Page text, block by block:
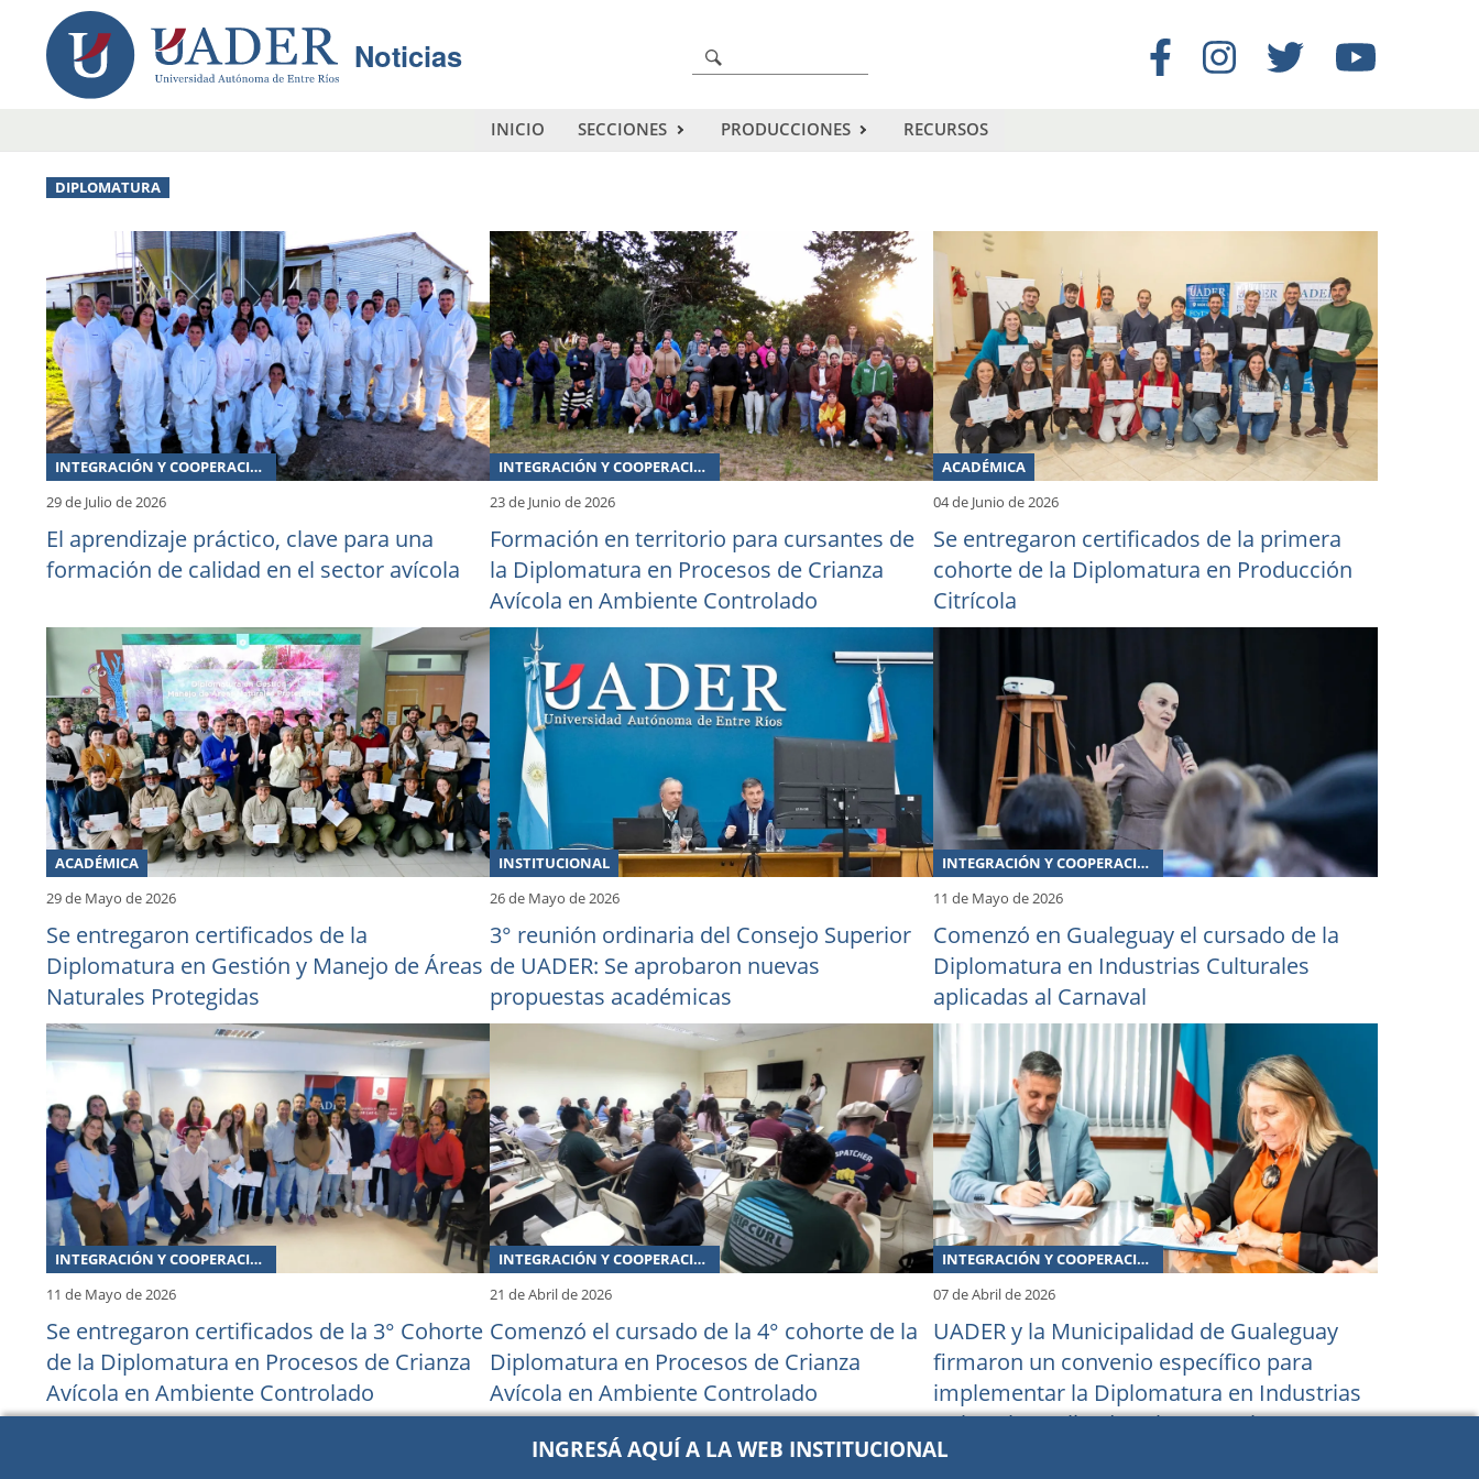
Noticias Buscador
INGRESÁ AQUÍ A LA WEB INSTITUCIONAL
INICIO SECCIONES PRODUCCIONES RECURSOS
DIPLOMATURA
INTEGRACIÓN Y COOPERACIÓN
29 de Julio de 2026
El aprendizaje práctico, clave para una
formación de calidad en el sector avícola
INTEGRACIÓN Y COOPERACIÓN
23 de Junio de 2026
Formación en territorio para cursantes de
la Diplomatura en Procesos de Crianza
Avícola en Ambiente Controlado
ACADÉMICA
04 de Junio de 2026
Se entregaron certificados de la primera
cohorte de la Diplomatura en Producción
Citrícola
ACADÉMICA
29 de Mayo de 2026
Se entregaron certificados de la
Diplomatura en Gestión y Manejo de Áreas
Naturales Protegidas
INSTITUCIONAL
26 de Mayo de 2026
3° reunión ordinaria del Consejo Superior
de UADER: Se aprobaron nuevas
propuestas académicas
INTEGRACIÓN Y COOPERACIÓN
11 de Mayo de 2026
Comenzó en Gualeguay el cursado de la
Diplomatura en Industrias Culturales
aplicadas al Carnaval
INTEGRACIÓN Y COOPERACIÓN
11 de Mayo de 2026
Se entregaron certificados de la 3° Cohorte
de la Diplomatura en Procesos de Crianza
Avícola en Ambiente Controlado
INTEGRACIÓN Y COOPERACIÓN
21 de Abril de 2026
Comenzó el cursado de la 4° cohorte de la
Diplomatura en Procesos de Crianza
Avícola en Ambiente Controlado
INTEGRACIÓN Y COOPERACIÓN
07 de Abril de 2026
UADER y la Municipalidad de Gualeguay
firmaron un convenio específico para
implementar la Diplomatura en Industrias
Culturales aplicadas al Carnaval